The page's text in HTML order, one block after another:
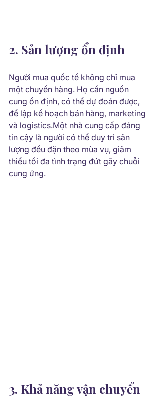
2. Sản lượng ổn định
Người mua quốc tế không chỉ mua
một chuyến hàng. Họ cần nguồn
cung ổn định, có thể dự đoán được,
để lập kế hoạch bán hàng, marketing
và logistics.Một nhà cung cấp đáng
tin cậy là người có thể duy trì sản
lượng đều đặn theo mùa vụ, giảm
thiểu tối đa tình trạng đứt gãy chuỗi
cung ứng.
3. Khả năng vận chuyển